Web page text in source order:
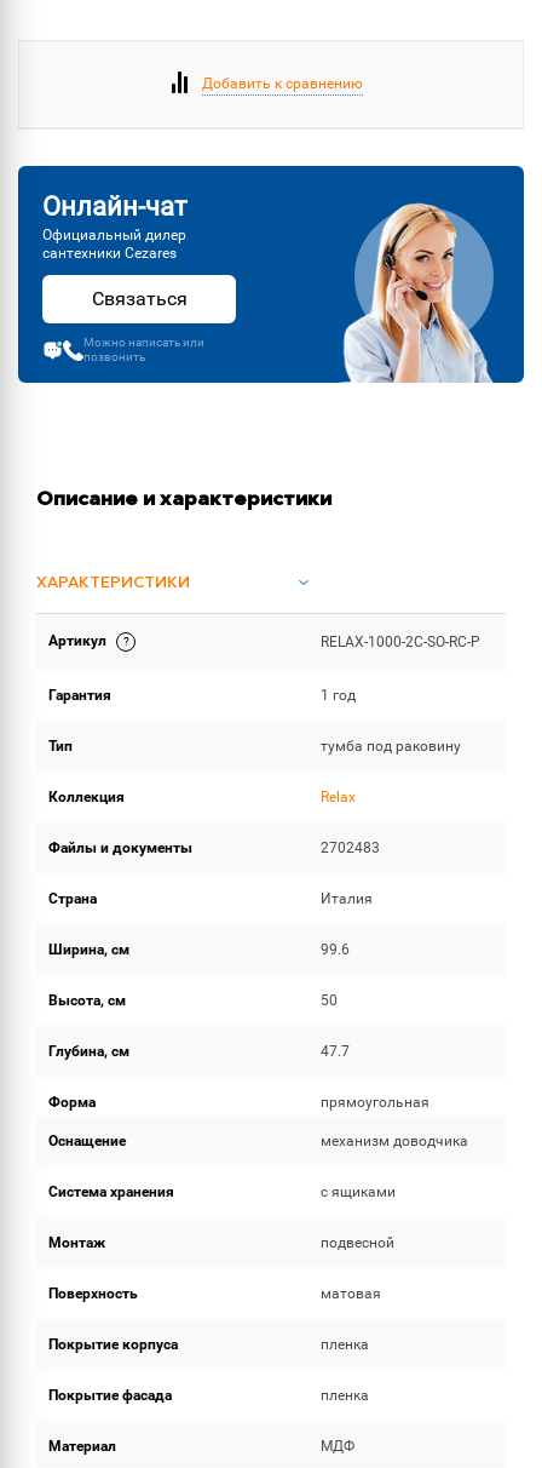
Добавить к сравнению
Онлайн-чат
Официальный дилер
сантехники Cezares
Связаться
Можно написать или
позвонить
Описание и характеристики
ХАРАКТЕРИСТИКИ
ИНСТРУКЦИИ И ДОКУМЕНТАЦИЯ
Артикул RELAX-1000-2C-SO-RC-P
Гарантия 1 год
Тип тумба под раковину
Коллекция Relax
Файлы и документы 2702483
Страна Италия
Ширина, см 99.6
Высота, см 50
Глубина, см 47.7
Форма прямоугольная
Оснащение механизм доводчика
Система хранения с ящиками
Монтаж подвесной
Поверхность матовая
Покрытие корпуса пленка
Покрытие фасада пленка
Материал МДФ